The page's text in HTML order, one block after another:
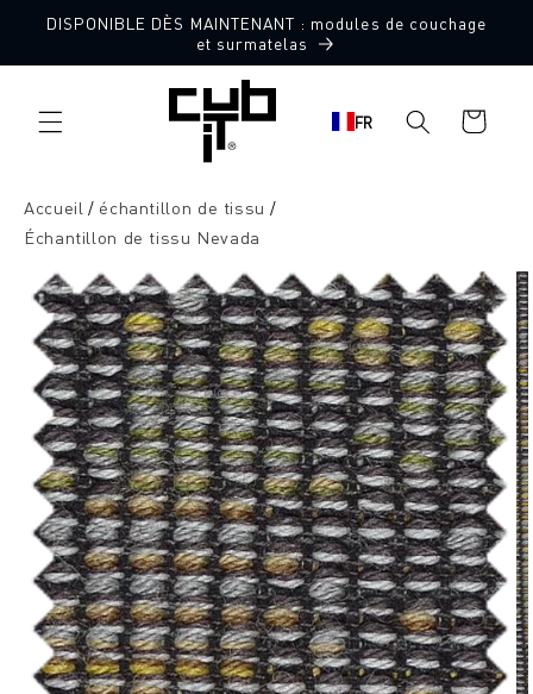
directement
DISPONIBLE DÈS MAINTENANT : modules de couchage
et surmatelas
FR
Panier
d'achat
Accueil
échantillon de tissu
Échantillon de tissu Nevada
l'information
sur le
produit
10 échantillons de tissu gratuits